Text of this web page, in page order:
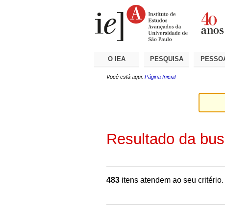
O IEA PESQUISA
Você está aqui: Página Inicial
Resultado da
483 itens atendem ao seu critério.